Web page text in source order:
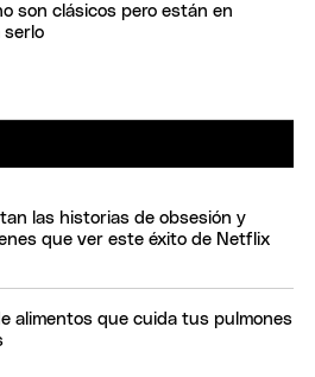
son clásicos pero están en
serlo
las historias de obsesión y
que ver este éxito de Netflix
alimentos que cuida tus pulmones